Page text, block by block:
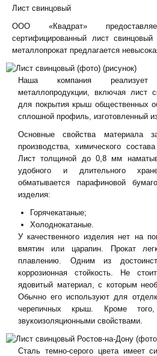
Лист свинцовый
ООО «Квадрат»
сертифицированный лист
металлопрокат предлагается
Наша компания реализует
металлопродукции, включая лист
для покрытия крыш общественных
сплошной профиль, изготовленный
Основные свойства материала
производства, химического
Лист толщиной до 0,8 мм
удобного и длительного
обматывается парафиновой
изделия:
Горячекатаные;
Холоднокатаные.
У качественного изделия нет на
вмятин или царапин. Прокат
плавлению. Одним из
коррозионная стойкость. Не
ядовитый материал, с которым
Обычно его используют для
черепичных крыш. Кроме
звукоизоляционными свойствами.
Сталь темно-серого цвета имеет